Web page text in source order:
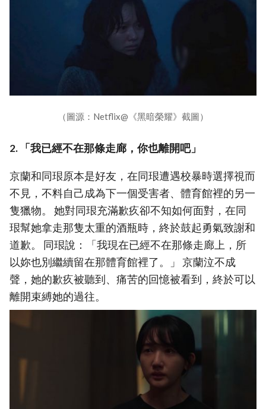
（圖源：Netflix@《黑暗榮耀》截圖）
2. 「我已經不在那條走廊，你也離開吧」
京蘭和同珢原本是好友，在同珢遭遇校暴時選擇視而
不見，不料自己成為下一個受害者、體育館裡的另一
隻獵物。 她對同珢充滿歉疚卻不知如何面對，在同
珢幫她拿走那隻太重的酒瓶時，終於鼓起勇氣致謝和
道歉。 同珢說：「我現在已經不在那條走廊上，所
以妳也別繼續留在那體育館裡了。」 京蘭泣不成
聲，她的歉疚被聽到、痛苦的回憶被看到，終於可以
離開束縛她的過往。